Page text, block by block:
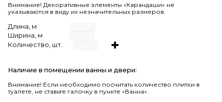
Внимание! Декоративные элементы «Карандаши» не
указываются в виду их незначительных размеров.
Длина, м
Ширина, м
Количество, шт.
Наличие в помещении ванны и двери:
Внимание! Если необходимо посчитать количество плитки в
туалете, не ставьте галочку в пункте «Ванна».